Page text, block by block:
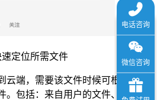
定位所需文件
云端，需要该文件时候可根据
。包括：来自用户的文件、在